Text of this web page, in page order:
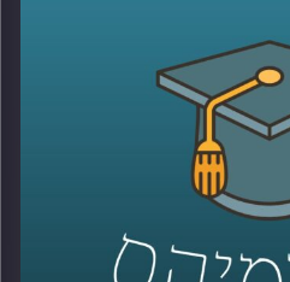
מלחמה בפועל כדי להזיז את
להשפיע על מחירי האנרגיה,
על יוקר המחיה של כולנו?
ישירות, עדיין מושפעות מכל